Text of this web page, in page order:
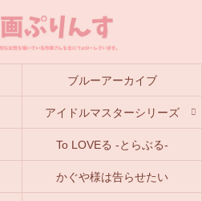
ブルーアーカイブ
アイドルマスターシリーズ
To LOVEる -とらぶる-
かぐや様は告らせたい